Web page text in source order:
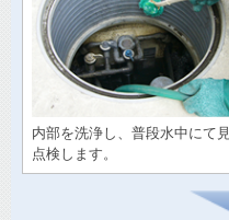
内部を洗浄し、普段水中にて
点検します。